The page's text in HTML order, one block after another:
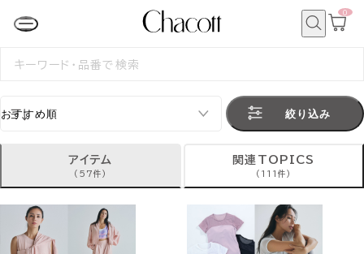
カ
0
検
絞り込み
アイテム
(57件)
関連TOPICS
(111件)